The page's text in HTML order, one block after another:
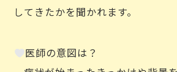
してきたかを聞かれます。
医師の意図は？